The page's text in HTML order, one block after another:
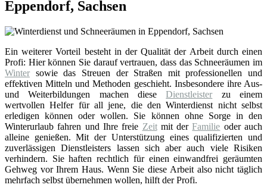
Eppendorf, Sachsen
Ein weiterer Vorteil besteht in der Qualität der Arbeit durch einen
Profi: Hier können Sie darauf vertrauen, dass das Schneeräumen im
Winter sowie das Streuen der Straßen mit professionellen und
effektiven Mitteln und Methoden geschieht. Insbesondere ihre Aus-
und Weiterbildungen machen dieseDienstleister zu einem
wertvollen Helfer für all jene, die den Winterdienst nicht selbst
erledigen können oder wollen. Sie können ohne Sorge in den
Winterurlaub fahren und Ihre freie Zeitmit derFamilie oder auch
alleine genießen. Mit der Unterstützung eines qualifizierten und
zuverlässigen Dienstleisters lassen sich aber auch viele Risiken
verhindern. Sie haften rechtlich für einen einwandfrei geräumten
Gehweg vor Ihrem Haus. Wenn Sie diese Arbeit also nicht täglich
mehrfach selbst übernehmen wollen, hilft der Profi.